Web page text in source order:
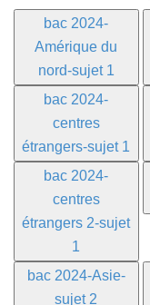
bac 2024-
Amérique du
nord-sujet 1
bac 2024-
centres
étrangers-sujet 1
bac 2024-
centres
étrangers 2-sujet
1
bac 2024-Asie-
sujet 2